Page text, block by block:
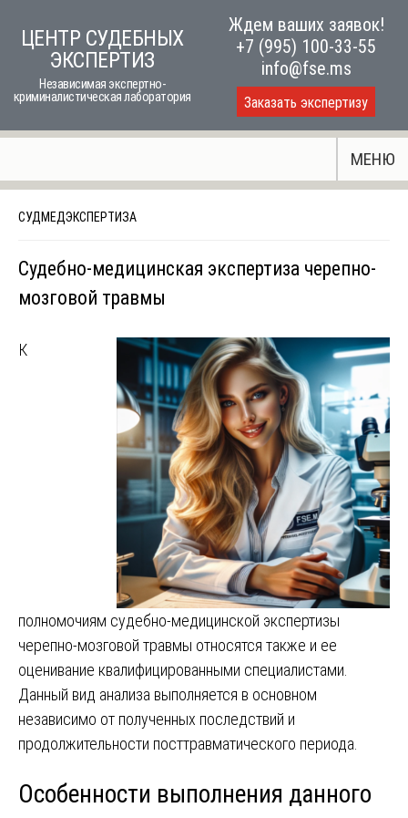
ЦЕНТР СУДЕБНЫХ
ЭКСПЕРТИЗ
Независимая экспертно-
криминалистическая лаборатория
Ждем ваших заявок!
+7 (995) 100-33-55
info@fse.ms
Заказать экспертизу
МЕНЮ
СУДМЕДЭКСПЕРТИЗА
Судебно-медицинская экспертиза черепно-
мозговой травмы
К
полномочиям судебно-медицинской экспертизы
черепно-мозговой травмы относятся также и ее
оценивание квалифицированными специалистами.
Данный вид анализа выполняется в основном
независимо от полученных последствий и
продолжительности посттравматического периода.
Особенности выполнения данного